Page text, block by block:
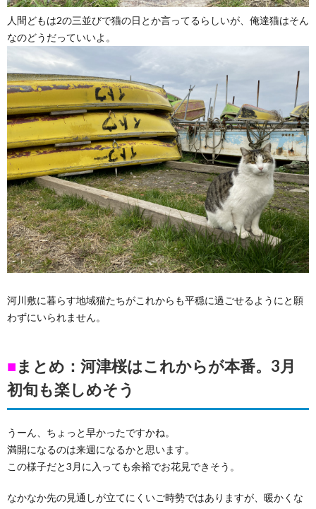
人間どもは2の三並びで猫の日とか言ってるらしいが、俺達猫はそん
なのどうだっていいよ。
河川敷に暮らす地域猫たちがこれからも平穏に過ごせるようにと願
わずにいられません。
■まとめ：河津桜はこれからが本番。3月
初旬も楽しめそう
うーん、ちょっと早かったですかね。
満開になるのは来週になるかと思います。
この様子だと3月に入っても余裕でお花見できそう。
なかなか先の見通しが立てにくいご時勢ではありますが、暖かくな